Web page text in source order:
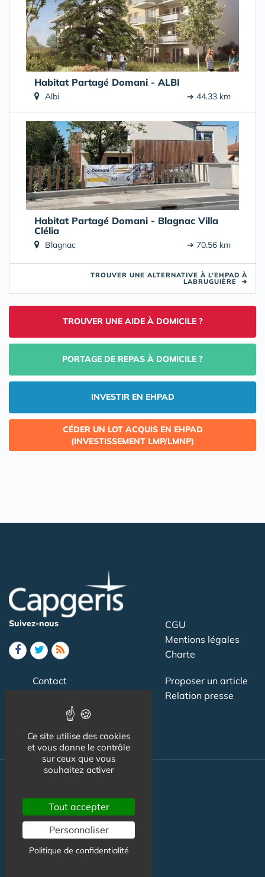
Habitat Partagé Domani - ALBI
Albi ➔ 44.33 km
Habitat Partagé Domani - Blagnac Villa
Clélia
Blagnac ➔ 70.56 km
TROUVER UNE ALTERNATIVE À L’EHPAD À
LABRUGUIÈRE ➜
TROUVER UNE AIDE À DOMICILE ?
PORTAGE DE REPAS À DOMICILE ?
INVESTIR EN EHPAD
CÉDER UN LOT ACQUIS EN EHPAD
(INVESTISSEMENT LMP/LMNP)
Suivez-nous
CGU
Mentions légales
Charte
Contact
Publicité
Proposer un article
Relation presse
Maisons de retraite
Résidences Service
Liens Utiles
Ce site utilise des cookies
et vous donne le contrôle
sur ceux que vous
souhaitez activer
Tout accepter
Personnaliser
Politique de confidentialité